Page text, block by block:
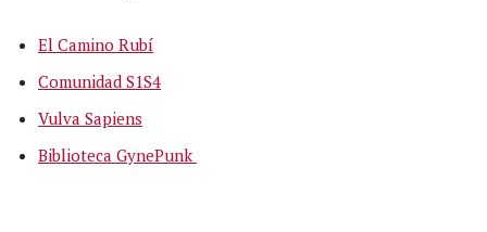
El Camino Rubí
Comunidad S1S4
Vulva Sapiens
Biblioteca GynePunk